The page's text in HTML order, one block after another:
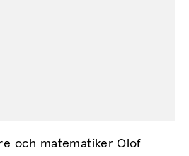
och matematiker Olof